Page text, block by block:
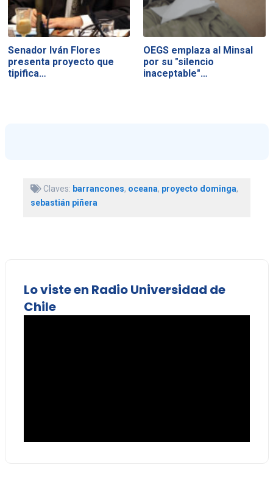
Senador Iván Flores
presenta proyecto que
tipifica…
OEGS emplaza al Minsal
por su "silencio
inaceptable"…
Claves: barrancones, oceana, proyecto dominga,
sebastián piñera
Lo viste en Radio Universidad de
Chile